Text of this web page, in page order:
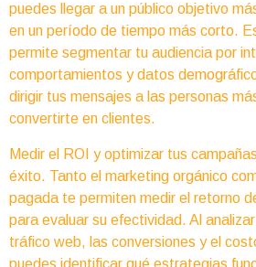
puedes llegar a un público objetivo
en un período de tiempo más corto.
permite segmentar tu audiencia por
comportamientos y datos
dirigir tus mensajes a las personas
convertirte en clientes.
Medir el ROI y optimizar tus
éxito. Tanto el marketing orgánico
pagada te permiten medir el retorno
para evaluar su efectividad. Al
tráfico web, las conversiones y el
puedes identificar qué estrategias